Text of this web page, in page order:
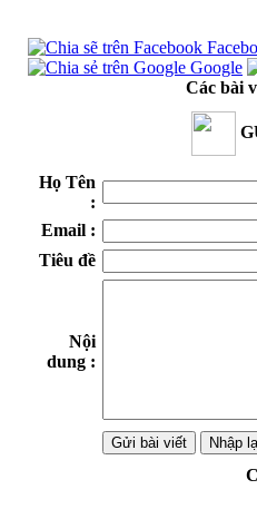
Google
Các bài
Họ Tên
:
Email :
Tiêu đề
Nội
dung :